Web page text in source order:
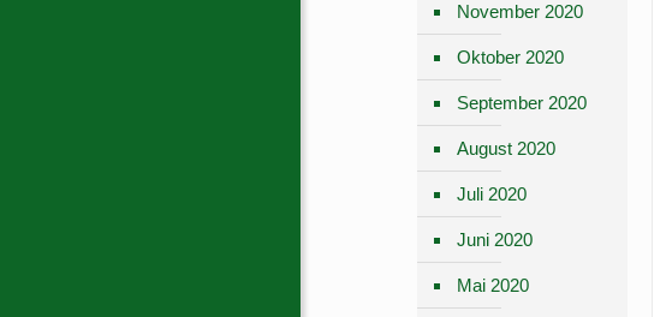
November 2020
Oktober 2020
September 2020
August 2020
Juli 2020
Juni 2020
Mai 2020